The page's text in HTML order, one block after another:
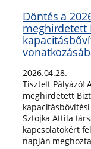
Döntés a
meghirdetett
2026.04.28.
Tisztelt Pályázó!
meghirdetett
Sztojka Attila
kapcsolatokért
napján